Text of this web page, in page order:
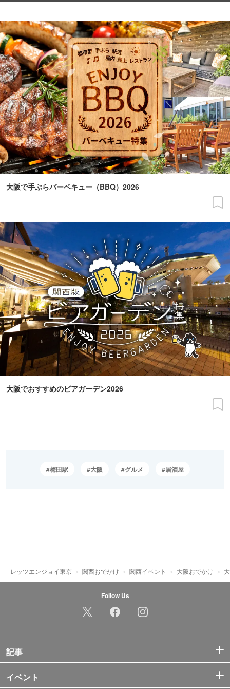
大阪で手ぶらバーベキュー（BBQ）2026
大阪でおすすめのビアガーデン2026
梅田駅 大阪 グルメ 居酒屋
レッツエンジョイ東京 関西おでかけ 関西イベント 大阪おでかけ
Follow Us
記事
イベント